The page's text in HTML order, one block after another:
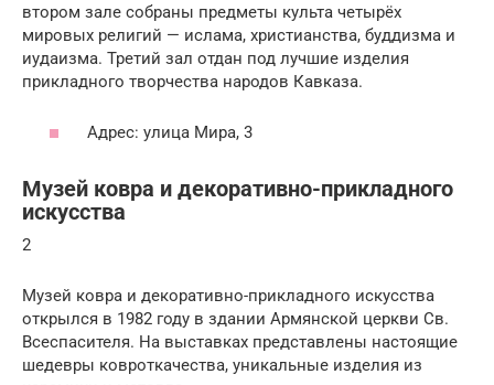
втором зале собраны предметы культа четырёх
мировых религий — ислама, христианства, буддизма и
иудаизма. Третий зал отдан под лучшие изделия
прикладного творчества народов Кавказа.
Адрес: улица Мира, 3
Музей ковра и декоративно-прикладного
искусства
2
Музей ковра и декоративно-прикладного искусства
открылся в 1982 году в здании Армянской церкви Св.
Всеспасителя. На выставках представлены настоящие
шедевры ковроткачества, уникальные изделия из